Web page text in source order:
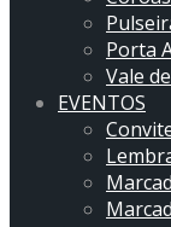
Porta
Vale
EVENTOS